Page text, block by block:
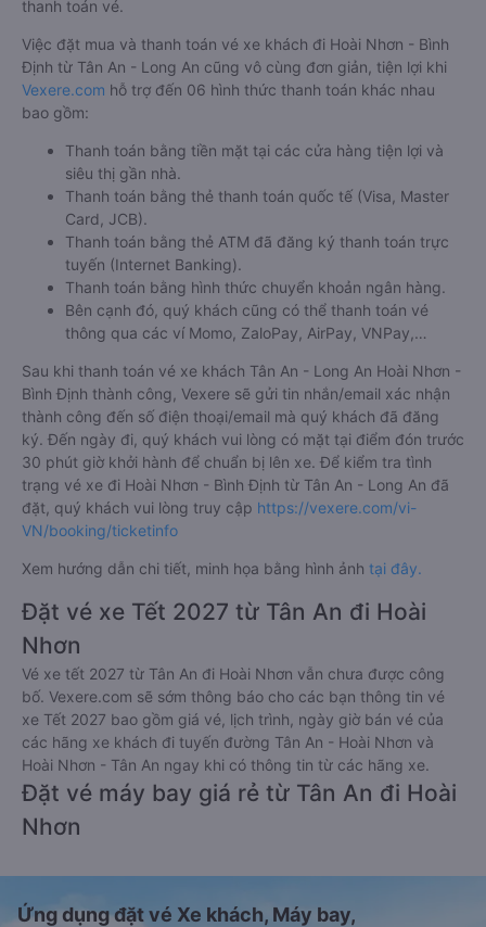
thanh toán vé.
Việc đặt mua và thanh toán vé xe khách đi Hoài Nhơn - Bình
Định từ Tân An - Long An cũng vô cùng đơn giản, tiện lợi khi
Vexere.com hỗ trợ đến 06 hình thức thanh toán khác nhau
bao gồm:
Thanh toán bằng tiền mặt tại các cửa hàng tiện lợi và
siêu thị gần nhà.
Thanh toán bằng thẻ thanh toán quốc tế (Visa, Master
Card, JCB).
Thanh toán bằng thẻ ATM đã đăng ký thanh toán trực
tuyến (Internet Banking).
Thanh toán bằng hình thức chuyển khoản ngân hàng.
Bên cạnh đó, quý khách cũng có thể thanh toán vé
thông qua các ví Momo, ZaloPay, AirPay, VNPay,…
Sau khi thanh toán vé xe khách Tân An - Long An Hoài Nhơn -
Bình Định thành công, Vexere sẽ gửi tin nhắn/email xác nhận
thành công đến số điện thoại/email mà quý khách đã đăng
ký. Đến ngày đi, quý khách vui lòng có mặt tại điểm đón trước
30 phút giờ khởi hành để chuẩn bị lên xe. Để kiểm tra tình
trạng vé xe đi Hoài Nhơn - Bình Định từ Tân An - Long An đã
đặt, quý khách vui lòng truy cập https://vexere.com/vi-
VN/booking/ticketinfo
Xem hướng dẫn chi tiết, minh họa bằng hình ảnh tại đây.
Đặt vé xe Tết 2027 từ Tân An đi Hoài
Nhơn
Vé xe tết 2027 từ Tân An đi Hoài Nhơn vẫn chưa được công
bố. Vexere.com sẽ sớm thông báo cho các bạn thông tin vé
xe Tết 2027 bao gồm giá vé, lịch trình, ngày giờ bán vé của
các hãng xe khách đi tuyến đường Tân An - Hoài Nhơn và
Hoài Nhơn - Tân An ngay khi có thông tin từ các hãng xe.
Đặt vé máy bay giá rẻ từ Tân An đi Hoài
Nhơn
Ứng dụng đặt vé Xe khách, Máy bay,